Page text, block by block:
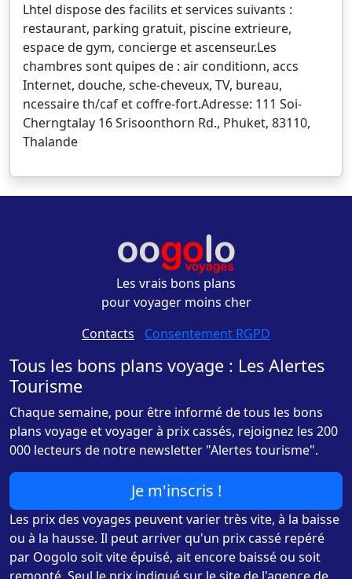
Lhtel dispose des facilits et services suivants :
restaurant, parking gratuit, piscine extrieure,
espace de gym, concierge et ascenseur.Les
chambres sont quipes de : air conditionn, accs
Internet, douche, sche-cheveux, TV, bureau,
ncessaire th/caf et coffre-fort.Adresse: 111 Soi-
Cherngtalay 16 Srisoonthorn Rd., Phuket, 83110,
Thalande
Les vrais bons plans
pour voyager moins cher
Contacts - Consentement RGPD
Tous les bons plans voyage : Les Alertes
Tourisme
Chaque semaine, pour être informé de tous les bons
plans voyage et voyager à prix cassés, rejoignez les 200
000 lecteurs de notre newsletter "Alertes tourisme".
Je m'inscris !
Les prix des voyages peuvent varier très vite, à la baisse
ou à la hausse. Il peut arriver qu'un prix cassé repéré
par Oogolo soit vite épuisé, ait encore baissé ou soit